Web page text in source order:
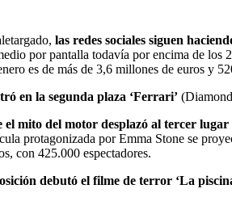
las redes sociales siguen
por pantalla todavía por encima de los
es de más de 3,6 millones de euros y
en la segunda plaza ‘Ferrari’
el mito del motor desplazó al tercer lugar
protagonizada por Emma Stone se
con 425.000 espectadores.
debutó el filme de terror ‘La